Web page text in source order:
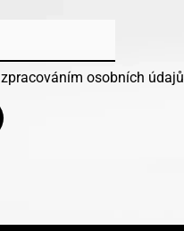
zpracováním osobních údajů